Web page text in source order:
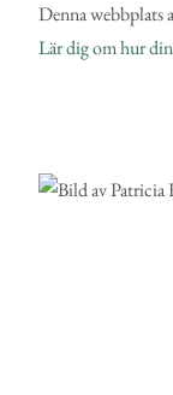
Denna webbplats
Lär dig om hur